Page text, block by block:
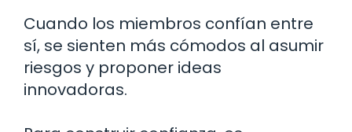
Cuando los miembros confían entre
sí, se sienten más cómodos al asumir
riesgos y proponer ideas
innovadoras.